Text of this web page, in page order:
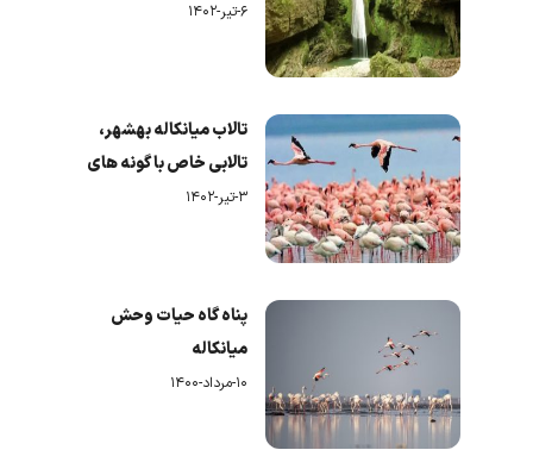
۶-تیر-۱۴۰۲
تالاب میانکاله بهشهر،
تالابی خاص با گونه های
جانواری زیبا
۳-تیر-۱۴۰۲
پناه گاه حیات وحش
میانکاله
۱۰-مرداد-۱۴۰۰